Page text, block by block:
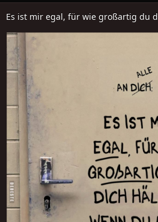
Es ist mir egal, für wie großartig du